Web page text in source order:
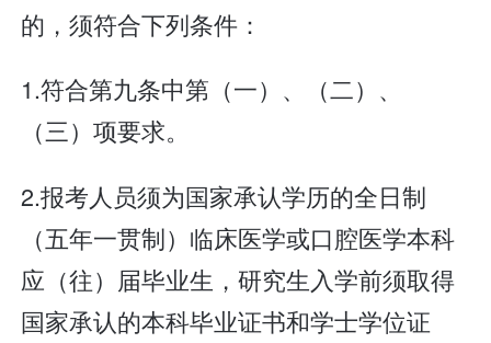
的，须符合下列条件：
1.符合第九条中第（一）、（二）、
（三）项要求。
2.报考人员须为国家承认学历的全日制
（五年一贯制）临床医学或口腔医学本科
应（往）届毕业生，研究生入学前须取得
国家承认的本科毕业证书和学士学位证